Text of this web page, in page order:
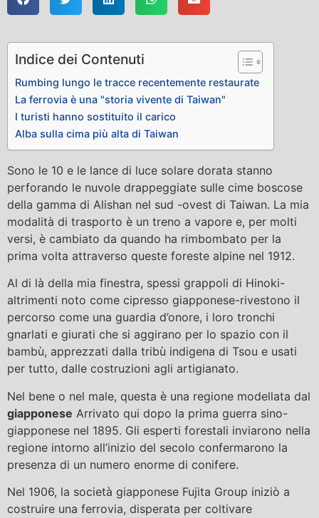
Indice dei Contenuti
Rumbing lungo le tracce recentemente restaurate
La ferrovia è una "storia vivente di Taiwan"
I turisti hanno sostituito il carico
Alba sulla cima più alta di Taiwan
Sono le 10 e le lance di luce solare dorata stanno
perforando le nuvole drappeggiate sulle cime boscose
della gamma di Alishan nel sud -ovest di Taiwan. La mia
modalità di trasporto è un treno a vapore e, per molti
versi, è cambiato da quando ha rimbombato per la
prima volta attraverso queste foreste alpine nel 1912.
Al di là della mia finestra, spessi grappoli di Hinoki-
altrimenti noto come cipresso giapponese-rivestono il
percorso come una guardia d’onore, i loro tronchi
gnarlati e giurati che si aggirano per lo spazio con il
bambù, apprezzati dalla tribù indigena di Tsou e usati
per tutto, dalle costruzioni agli artigianato.
Nel bene o nel male, questa è una regione modellata dal
giapponese Arrivato qui dopo la prima guerra sino-
giapponese nel 1895. Gli esperti forestali inviarono nella
regione intorno all’inizio del secolo confermarono la
presenza di un numero enorme di conifere.
Nel 1906, la società giapponese Fujita Group iniziò a
costruire una ferrovia, disperata per coltivare